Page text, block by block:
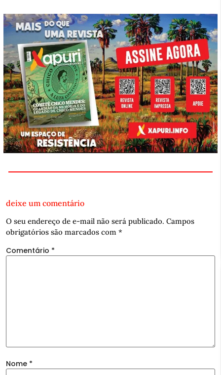
deixe um comentário
O seu endereço de e-mail não será publicado. Campos
obrigatórios são marcados com *
Comentário *
Nome *